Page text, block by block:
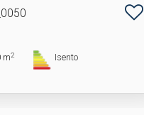
m2 Isento